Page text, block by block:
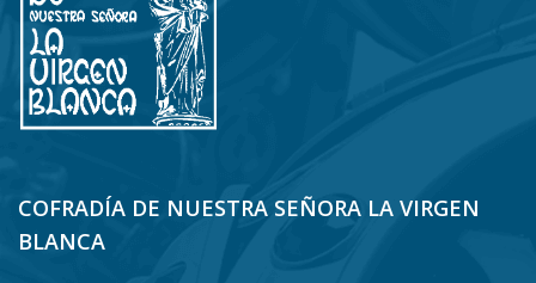
COFRADÍA DE NUESTRA SEÑORA LA VIRGEN
BLANCA